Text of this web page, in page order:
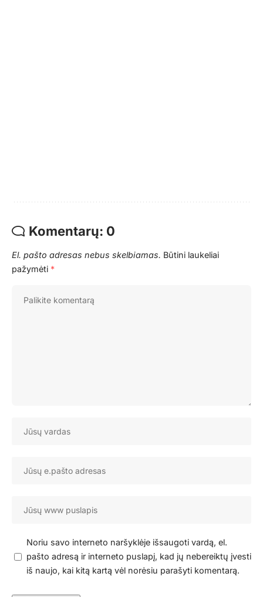
Komentarų: 0
El. pašto adresas nebus skelbiamas. Būtini laukeliai
pažymėti *
Noriu savo interneto naršyklėje išsaugoti vardą, el.
pašto adresą ir interneto puslapį, kad jų nebereiktų įvesti
iš naujo, kai kitą kartą vėl norėsiu parašyti komentarą.